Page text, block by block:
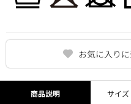
お気に入り
商品説明 サイ